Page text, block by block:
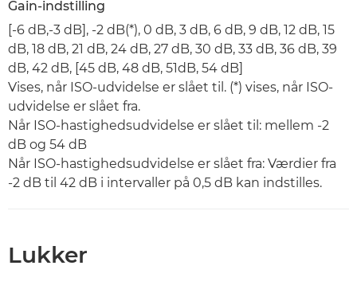
Gain-indstilling
[-6 dB,-3 dB], -2 dB(*), 0 dB, 3 dB, 6 dB, 9 dB, 12 dB, 15
dB, 18 dB, 21 dB, 24 dB, 27 dB, 30 dB, 33 dB, 36 dB, 39
dB, 42 dB, [45 dB, 48 dB, 51dB, 54 dB]
Vises, når ISO-udvidelse er slået til. (*) vises, når ISO-
udvidelse er slået fra.
Når ISO-hastighedsudvidelse er slået til: mellem -2
dB og 54 dB
Når ISO-hastighedsudvidelse er slået fra: Værdier fra
-2 dB til 42 dB i intervaller på 0,5 dB kan indstilles.
Lukker